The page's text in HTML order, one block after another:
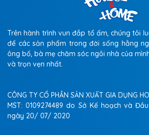
Trên hành trình vun đắp tổ ấm, chúng tôi
để các sản phẩm trong đời sống hằng
ông bố, bà mẹ chăm sóc ngôi nhà của
và trọn vẹn nhất.
CÔNG TY CỔ PHẦN SẢN XUẤT GIA DỤNG
MST: 0109274489 do Sở Kế hoạch và
ngày 20/ 07/ 2020